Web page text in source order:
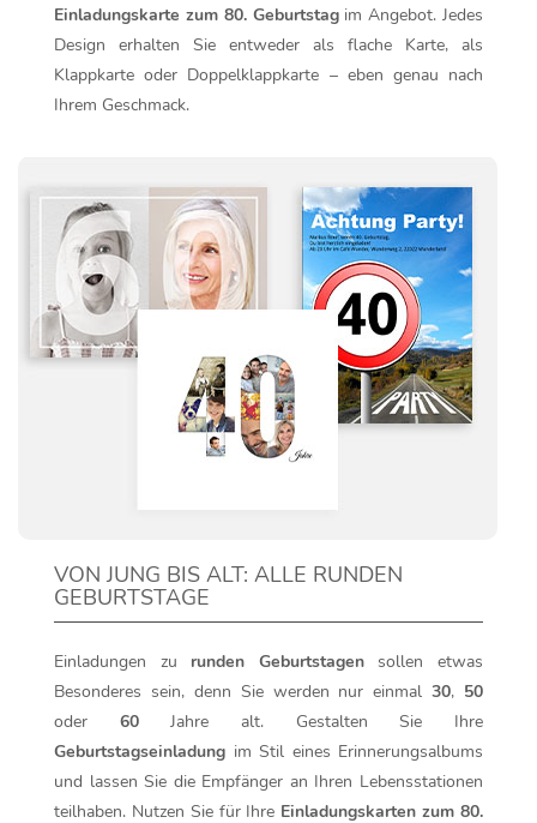
Einladungskarte zum 80. Geburtstagim Angebot. Jedes
Design erhalten Sie entweder als flache Karte, als
Klappkarte oder Doppelklappkarte – eben genau nach
Ihrem Geschmack.
VON JUNG BIS ALT: ALLE RUNDEN
GEBURTSTAGE
Einladungen zu runden Geburtstagensollen etwas
Besonderes sein, denn Sie werden nur einmal30, 50
oder 60Jahre alt. Gestalten Sie Ihre
Geburtstagseinladung im Stil eines Erinnerungsalbums
und lassen Sie die Empfänger an Ihren Lebensstationen
teilhaben. Nutzen Sie für Ihre Einladungskarten zum 80.